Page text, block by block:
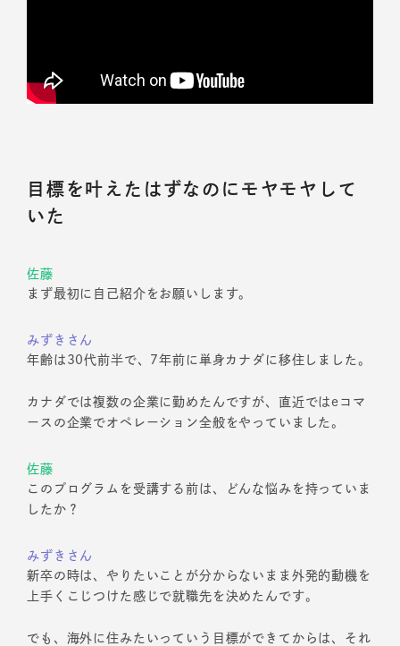
目標を叶えたはずなのにモヤモヤして
いた
佐藤
まず最初に自己紹介をお願いします。
みずきさん
年齢は30代前半で、7年前に単身カナダに移住しました。
カナダでは複数の企業に勤めたんですが、直近ではeコマ
ースの企業でオペレーション全般をやっていました。
佐藤
このプログラムを受講する前は、どんな悩みを持っていま
したか？
みずきさん
新卒の時は、やりたいことが分からないまま外発的動機を
上手くこじつけた感じで就職先を決めたんです。
でも、海外に住みたいっていう目標ができてからは、それ